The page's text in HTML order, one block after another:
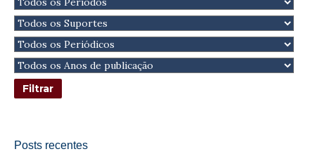
Posts recentes